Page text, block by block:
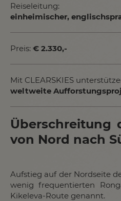
Reiseleitung:
einheimischer,
Preis: € 2.330,-
Mit CLEARSKIES
weltweite
Überschreitung
von Nord nach
Aufstieg auf der Nordseite
wenig frequentierten
Kikeleva-Route genannt.